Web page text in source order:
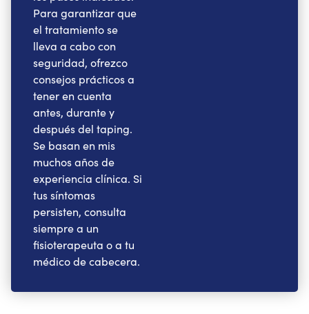
Para garantizar que
el tratamiento se
lleva a cabo con
seguridad, ofrezco
consejos prácticos a
tener en cuenta
antes, durante y
después del taping.
Se basan en mis
muchos años de
experiencia clínica. Si
tus síntomas
persisten, consulta
siempre a un
fisioterapeuta o a tu
médico de cabecera.